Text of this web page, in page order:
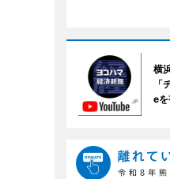
横
「
eを